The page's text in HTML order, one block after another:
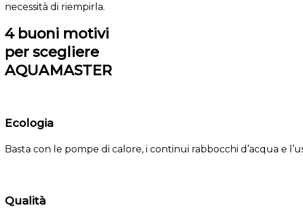
necessità di riempirla.
4 buoni motivi
per scegliere
AQUAMASTER
Ecologia
Basta con le pompe di calore, i continui rabbocchi d’acqua e
Qualità